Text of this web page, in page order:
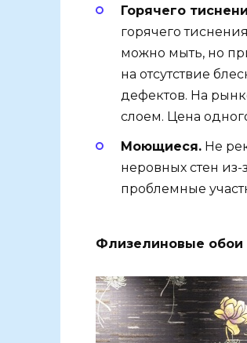
Горячего
горячего
можно мыть, но
на отсутствие
дефектов. На
слоем. Цена
Моющиеся. Не
неровных стен
проблемные
Флизелиновые обои